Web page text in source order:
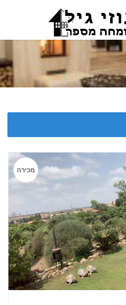
מכירה